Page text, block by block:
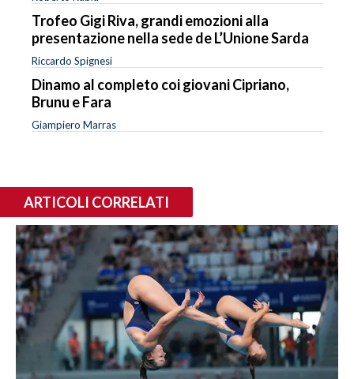
Trofeo Gigi Riva, grandi emozioni alla
presentazione nella sede de L’Unione Sarda
Riccardo Spignesi
Dinamo al completo coi giovani Cipriano,
Brunu e Fara
Giampiero Marras
ARTICOLI CORRELATI